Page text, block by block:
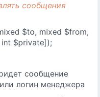
сообщения
$to, mixed $from,
$private]);
сообщение
логин менеджера